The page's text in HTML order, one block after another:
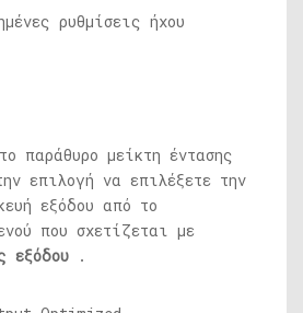
παράθυρο μείκτη έντασης
επιλογή να επιλέξετε την
εξόδου από το
που σχετίζεται με
εξόδου .